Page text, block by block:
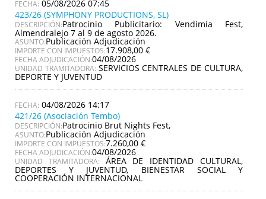
05/08/2026 07:45
423/26 (SYMPHONY PRODUCTIONS, SL)
DESCRIPCIÓN:Patrocinio Publicitario: Vendimia Fest,
Almendralejo 7 al 9 de agosto 2026.
ASUNTO:Publicación Adjudicación
IMPORTE CON IMPUESTOS:17.908,00 €
FECHA ADJUDICACIÓN:04/08/2026
UNIDAD TRAMITADORA: SERVICIOS CENTRALES DE CULTURA,
DEPORTE Y JUVENTUD
04/08/2026 14:17
421/26 (Asociación Tembo)
DESCRIPCIÓN:Patrocinio Brut Nights Fest,
ASUNTO:Publicación Adjudicación
IMPORTE CON IMPUESTOS:7.260,00 €
FECHA ADJUDICACIÓN:04/08/2026
UNIDAD TRAMITADORA: ÁREA DE IDENTIDAD CULTURAL,
DEPORTES Y JUVENTUD, BIENESTAR SOCIAL Y
COOPERACIÓN INTERNACIONAL